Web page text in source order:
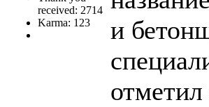
received: 2714
Karma: 123
и